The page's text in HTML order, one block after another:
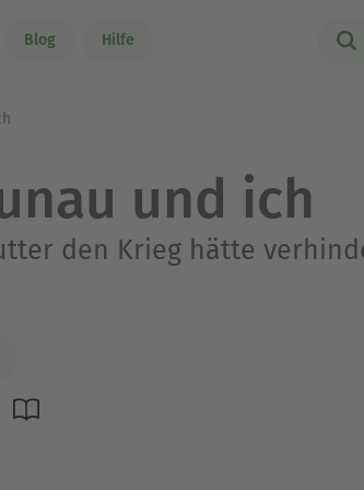
Blog Hilfe
und ich
den Krieg hätte